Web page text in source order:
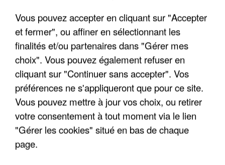
Vous pouvez accepter en cliquant sur "Accepter
et fermer", ou affiner en sélectionnant les
finalités et/ou partenaires dans "Gérer mes
choix". Vous pouvez également refuser en
cliquant sur "Continuer sans accepter". Vos
préférences ne s'appliqueront que pour ce site.
Vous pouvez mettre à jour vos choix, ou retirer
votre consentement à tout moment via le lien
"Gérer les cookies" situé en bas de chaque
page.